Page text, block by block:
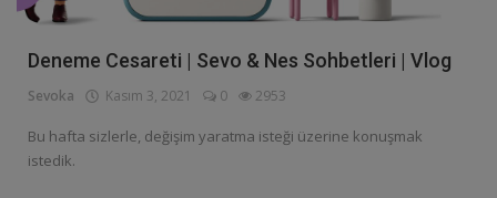
Giriş yapmak
Kayıt olmak
Deneme Cesareti | Sevo & Nes Sohbetleri | Vlog
Sevoka Kasım 3, 2021 0 2953
Bu hafta sizlerle, değişim yaratma isteği üzerine konuşmak
istedik.